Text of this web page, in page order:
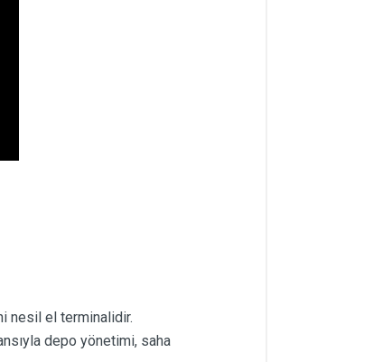
nesil el terminalidir.
depo yönetimi, saha